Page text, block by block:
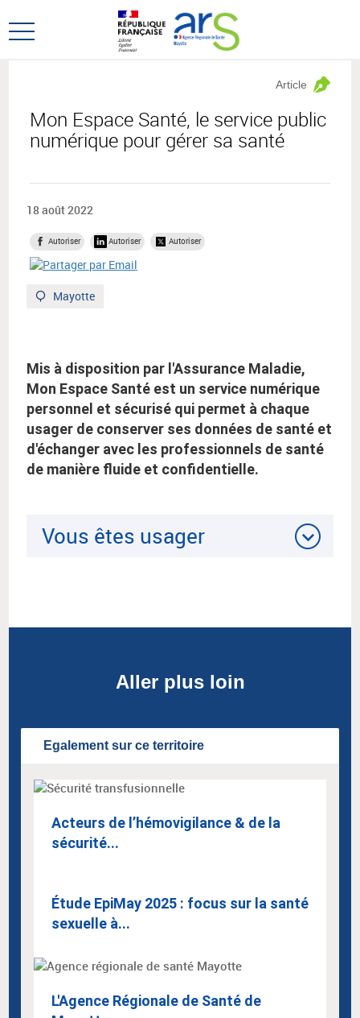
au
menu
au
contenu
Ouvrir
Mon Espace Santé, le service public
numérique pour gérer sa santé
Article
18 août 2022
Autoriser Autoriser Autoriser
Territoire
Mayotte
Mis à disposition par l'Assurance Maladie,
Mon Espace Santé est un service numérique
personnel et sécurisé qui permet à chaque
usager de conserver ses données de santé et
d'échanger avec les professionnels de santé
de manière fluide et confidentielle.
Vous êtes usager
Aller plus loin
Egalement sur ce territoire
Acteurs de l’hémovigilance & de la
sécurité...
Étude EpiMay 2025 : focus sur la santé
sexuelle à...
L'Agence Régionale de Santé de